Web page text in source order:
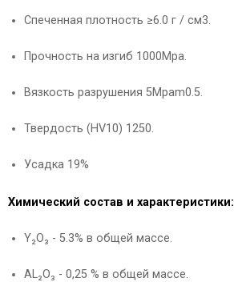
Спеченная плотность ≥6.0 г / см3.
Прочность на изгиб 1000Mpa.
Вязкость разрушения 5Mpam0.5.
Твердость (HV10) 1250.
Усадка 19%
Химический состав и характеристики:
Y₂O₃ - 5.3% в общей массе.
AL₂O₃ - 0,25 % в общей массе.